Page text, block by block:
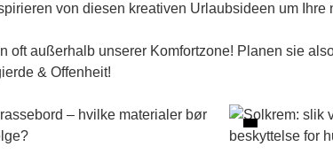
von diesen kreativen Urlaubsideen um
oft außerhalb unserer Komfortzone! Planen sie
& Offenheit!